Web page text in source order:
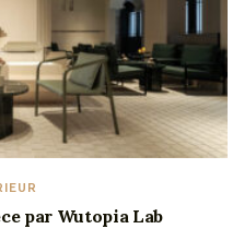
par Wutopia Lab